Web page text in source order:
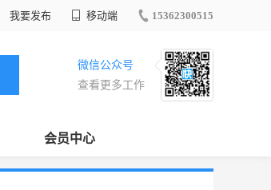
我要发布 移动端 15362300515
微信公众号
查看更多工作
会员中心